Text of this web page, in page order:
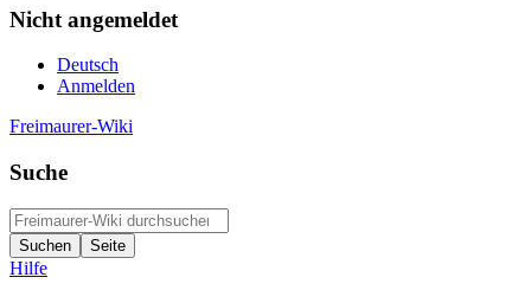
Nicht angemeldet
Deutsch
Anmelden
Freimaurer-Wiki
Suche
Hilfe